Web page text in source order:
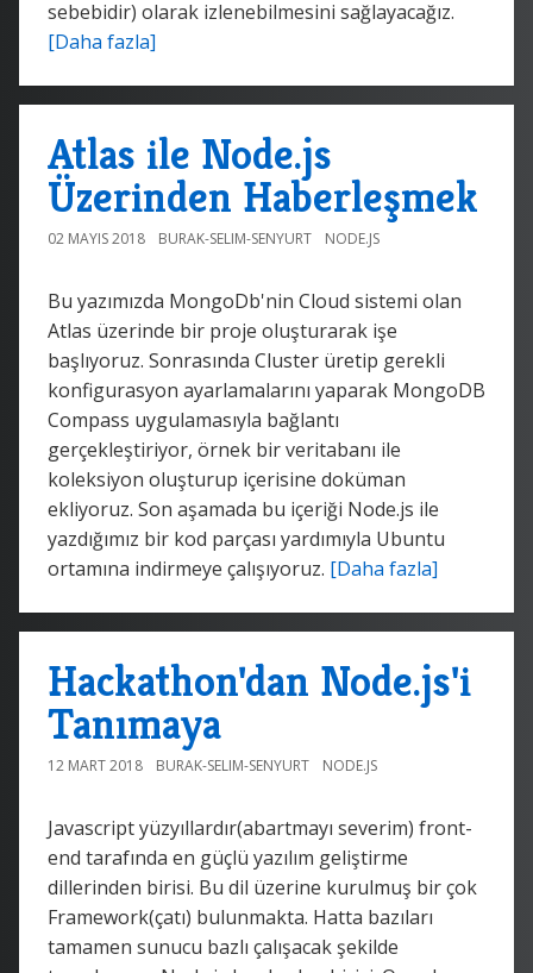
sebebidir) olarak izlenebilmesini sağlayacağız.
[Daha fazla]
Atlas ile Node.js
Üzerinden Haberleşmek
02 MAYIS 2018 BURAK-SELIM-SENYURT NODE.JS
Bu yazımızda MongoDb'nin Cloud sistemi olan
Atlas üzerinde bir proje oluşturarak işe
başlıyoruz. Sonrasında Cluster üretip gerekli
konfigurasyon ayarlamalarını yaparak MongoDB
Compass uygulamasıyla bağlantı
gerçekleştiriyor, örnek bir veritabanı ile
koleksiyon oluşturup içerisine doküman
ekliyoruz. Son aşamada bu içeriği Node.js ile
yazdığımız bir kod parçası yardımıyla Ubuntu
ortamına indirmeye çalışıyoruz. [Daha fazla]
Hackathon'dan Node.js'i
Tanımaya
12 MART 2018 BURAK-SELIM-SENYURT NODE.JS
Javascript yüzyıllardır(abartmayı severim) front-
end tarafında en güçlü yazılım geliştirme
dillerinden birisi. Bu dil üzerine kurulmuş bir çok
Framework(çatı) bulunmakta. Hatta bazıları
tamamen sunucu bazlı çalışacak şekilde